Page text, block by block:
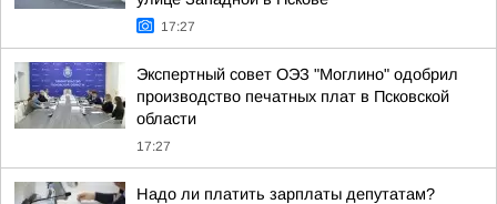
17:27
Экспертный совет ОЭЗ "Моглино" одобрил
производство печатных плат в Псковской
области
17:27
Надо ли платить зарплаты депутатам?